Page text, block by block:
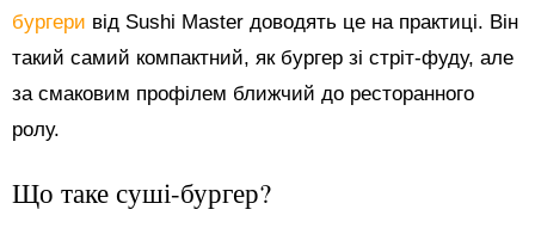
бургери від Sushi Master доводять це на практиці. Він
такий самий компактний, як бургер зі стріт-фуду, але
за смаковим профілем ближчий до ресторанного
ролу.
Що таке суші-бургер?